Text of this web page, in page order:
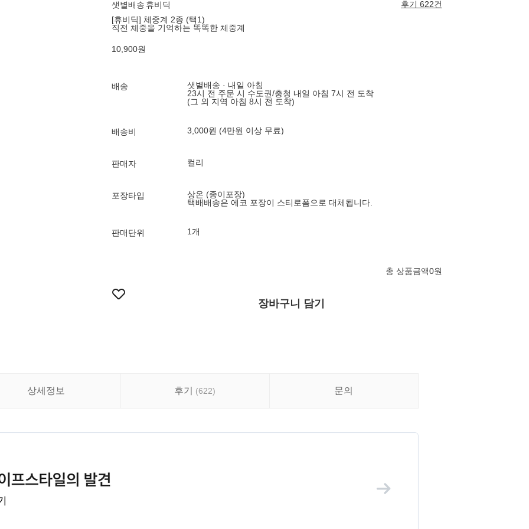
샛별배송 휴비딕
후기 622건
[휴비딕] 체중계 2종 (택1)
직전 체중을 기억하는 똑똑한 체중계
10,900원
배송
샛별배송 · 내일 아침
23시 전 주문 시 수도권/충청 내일 아침 7시 전 도착
(그 외 지역 아침 8시 전 도착)
배송비 3,000원 (4만원 이상 무료)
판매자 컬리
포장타입
상온 (종이포장)
택배배송은 에코 포장이 스티로폼으로 대체됩니다.
판매단위 1개
총 상품금액0원
장바구니 담기
상세정보 후기 (622) 문의